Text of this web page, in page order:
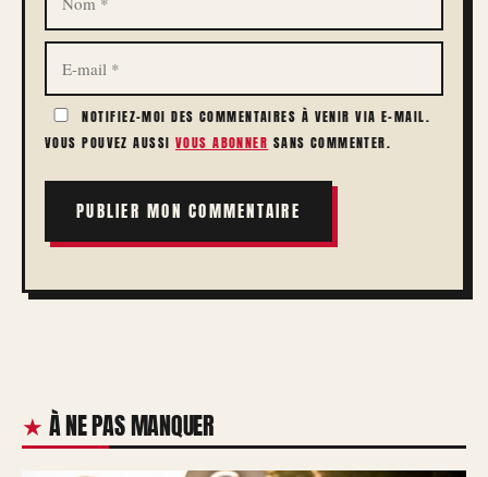
E-
MAIL
NOTIFIEZ-MOI DES COMMENTAIRES À VENIR VIA E-MAIL.
VOUS POUVEZ AUSSI VOUS ABONNER SANS COMMENTER.
À NE PAS MANQUER